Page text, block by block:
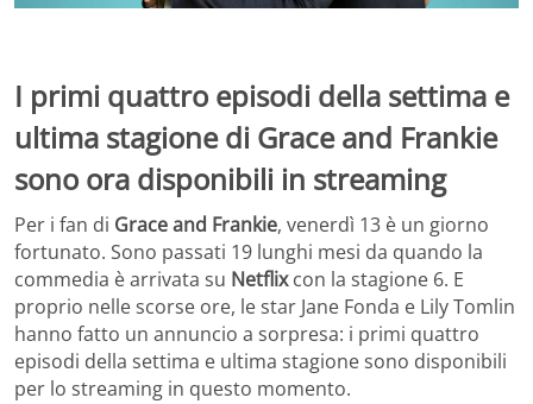
I primi quattro episodi della settima e
ultima stagione di Grace and Frankie
sono ora disponibili in streaming
Per i fan di Grace and Frankie, venerdì 13 è un giorno
fortunato. Sono passati 19 lunghi mesi da quando la
commedia è arrivata su Netflixcon la stagione 6. E
proprio nelle scorse ore, le star Jane Fonda e Lily Tomlin
hanno fatto un annuncio a sorpresa: i primi quattro
episodi della settima e ultima stagione sono disponibili
per lo streaming in questo momento.